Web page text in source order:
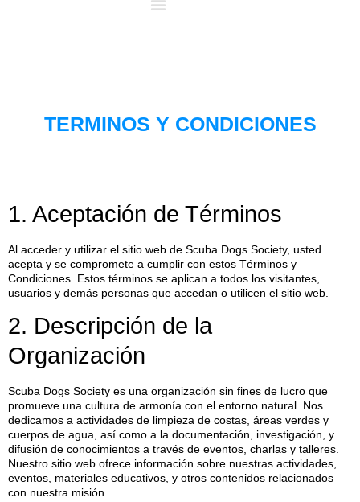
TERMINOS Y CONDICIONES
1. Aceptación de Términos
Al acceder y utilizar el sitio web de Scuba Dogs Society, usted
acepta y se compromete a cumplir con estos Términos y
Condiciones. Estos términos se aplican a todos los visitantes,
usuarios y demás personas que accedan o utilicen el sitio web.
2. Descripción de la
Organización
Scuba Dogs Society es una organización sin fines de lucro que
promueve una cultura de armonía con el entorno natural. Nos
dedicamos a actividades de limpieza de costas, áreas verdes y
cuerpos de agua, así como a la documentación, investigación, y
difusión de conocimientos a través de eventos, charlas y talleres.
Nuestro sitio web ofrece información sobre nuestras actividades,
eventos, materiales educativos, y otros contenidos relacionados
con nuestra misión.